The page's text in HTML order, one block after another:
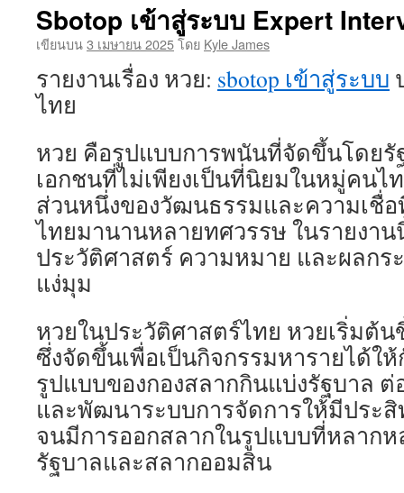
Sbotop เข้าสู่ระบบ Expert
เขียนบน3 เมษายน 2025โดย Kyle James
รายงานเรื่อง หวย: sbotop เข้าสู่ระบบ
ไทย
หวย คือรูปแบบการพนันที่จัดขึ้นโดยรั
เอกชนที่ไม่เพียงเป็นที่นิยมในหมู่คนไ
ส่วนหนึ่งของวัฒนธรรมและความเชื่อ
ไทยมานานหลายทศวรรษ ในรายงา
ประวัติศาสตร์ ความหมาย และผลกร
แง่มุม
หวยในประวัติศาสตร์ไทย หวยเริ่มต้
ซึ่งจัดขึ้นเพื่อเป็นกิจกรรมหารายได้ใ
รูปแบบของกองสลากกินแบ่งรัฐบาล
และพัฒนาระบบการจัดการให้มีประ
จนมีการออกสลากในรูปแบบที่หลากห
รัฐบาลและสลากออมสิน